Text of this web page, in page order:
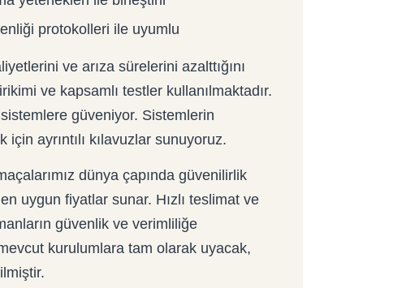
protokolleri ile uyumlu
ve arıza sürelerini azalttığını
ve kapsamlı testler kullanılmaktadır.
güveniyor. Sistemlerin
ayrıntılı kılavuzlar sunuyoruz.
dünya çapında güvenilirlik
uygun fiyatlar sunar. Hızlı teslimat ve
güvenlik ve verimliliğe
kurulumlara tam olarak uyacak,